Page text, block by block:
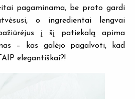
pagaminama, be proto gardi
o ingredientai lengvai
į šį patiekalą apima
– kas galėjo pagalvoti, kad
elegantiškai?!